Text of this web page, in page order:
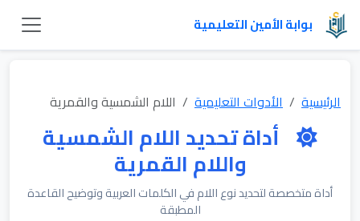
بوابة الأمين التعليمية
الرئيسية الأدوات التعليمية اللام الشمسية والقمرية
أداة تحديد اللام الشمسية
واللام القمرية
أداة متخصصة لتحديد نوع اللام في الكلمات العربية وتوضيح القاعدة
المطبقة